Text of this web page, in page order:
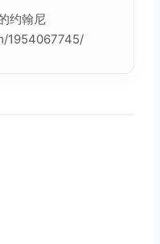
约翰尼
1954067745/